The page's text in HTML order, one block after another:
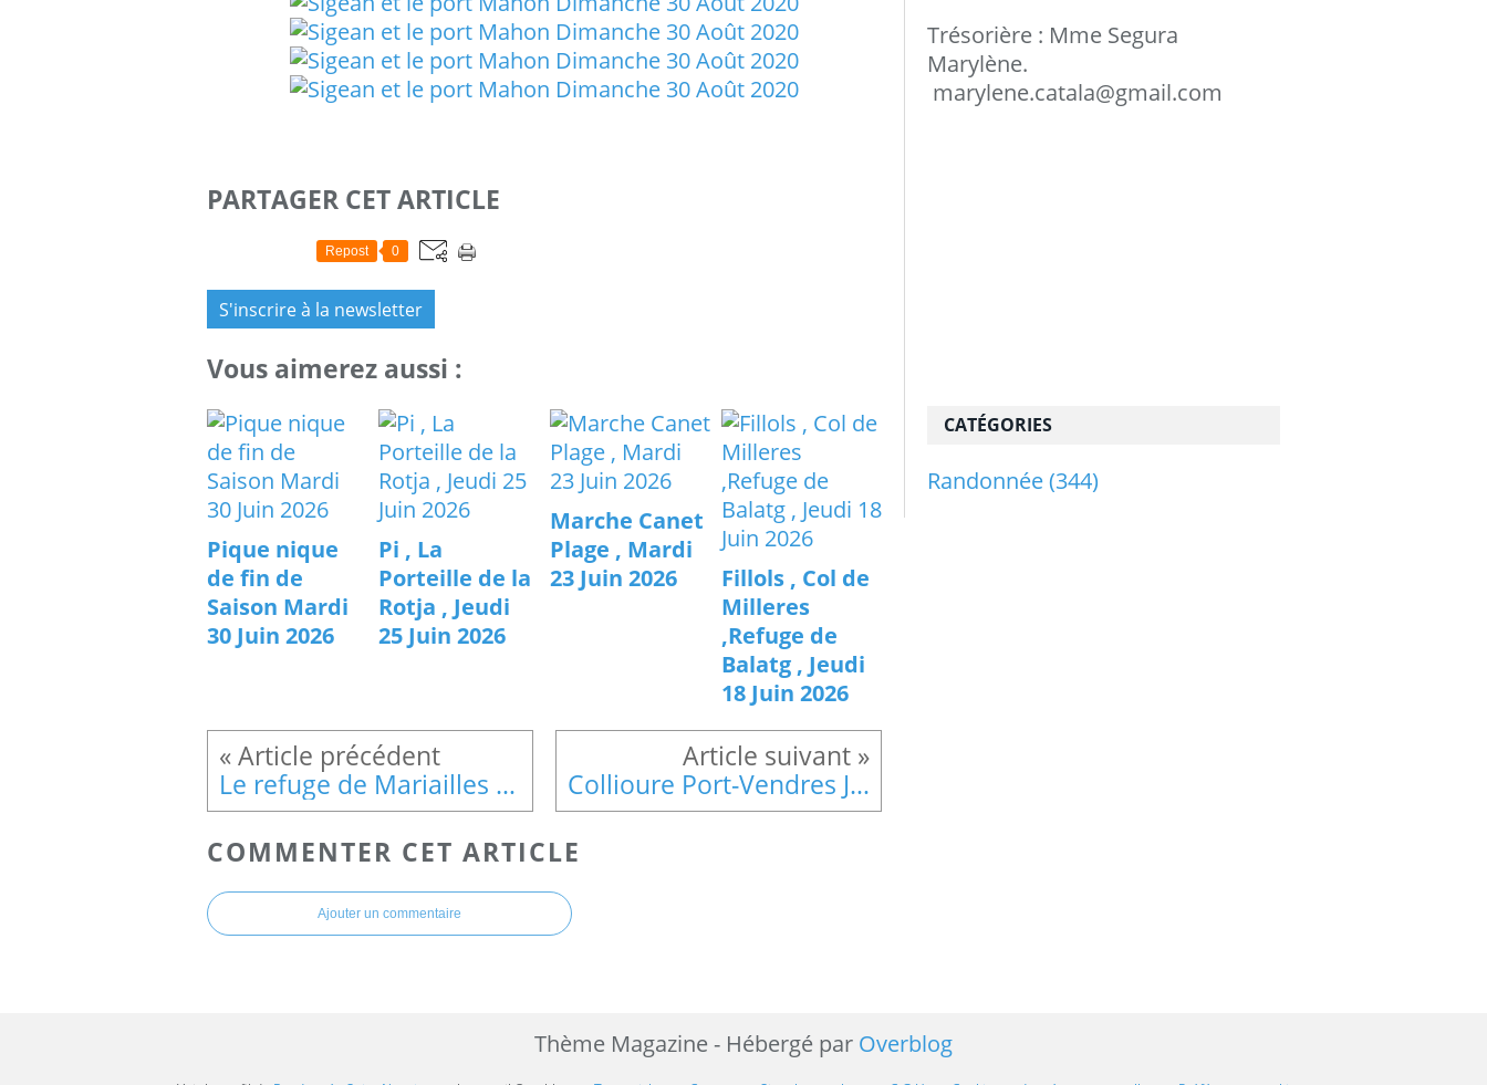
PARTAGER CET ARTICLE
Repost 0
S'inscrire à la newsletter
Vous aimerez aussi :
Pique nique
de fin de
Saison Mardi
30 Juin 2026
Pi , La
Porteille de la
Rotja , Jeudi
25 Juin 2026
Marche Canet
Plage , Mardi
23 Juin 2026
Fillols , Col de
Milleres
,Refuge de
Balatg , Jeudi
18 Juin 2026
Le refuge de Mariailles jeudi 9 Juillet 2020 Collioure Port-Vendres Jeudi 10 Septembre 2020
COMMENTER CET ARTICLE
Ajouter un commentaire
CATÉGORIES
Randonnée(344)
Trésorière : Mme Segura
Marylène.
marylene.catala@gmail.com
Thème Magazine - Hébergé par Overblog